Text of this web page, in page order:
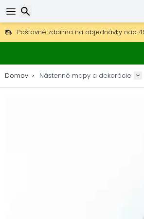
Poštovné zdarma na objednávky nad
30 dní na vrátenie, 90 dní na drevené
Originálny výrobca máp a dekorácií.
Domov Nástenné mapy a dekorácie